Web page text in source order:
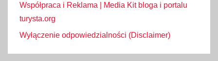
Współpraca i Reklama | Media Kit bloga i portalu
turysta.org
Wyłączenie odpowiedzialności (Disclaimer)